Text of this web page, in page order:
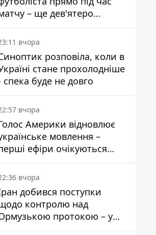
– ще дев'ятеро
вчора
розповіла, коли в
стане прохолодніше
спека буде не довго
вчора
Америки відновлює
мовлення –
ефіри очікуються
тижня
вчора
добився поступки
контролю над
протокою – у
розкрили деталі